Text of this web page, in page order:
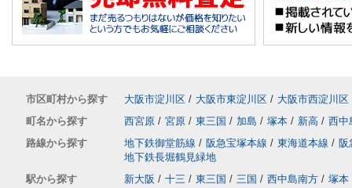
市区町村から探す 大阪市淀川区 / 大阪市東淀川区 / 大阪市西淀川区
町名から探す
西宮原 / 宮原 / 東三国 / 加島 / 塚本 / 新高 / 西中
路線から探す
地下鉄御堂筋線 / 阪急宝塚本線 / 東海道本線 / 阪
地下鉄長堀鶴見緑地
駅から探す
新大阪 / 十三 / 東三国 / 三国 / 西中島南方 / 塚本